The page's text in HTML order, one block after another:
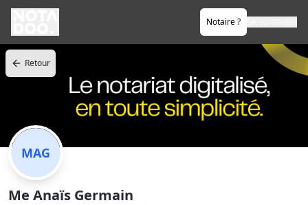
Notaire ?
Retour
MAG
Me Anaïs Germain